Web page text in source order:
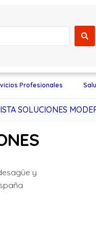
Profesionales
SOLUCIONES
y